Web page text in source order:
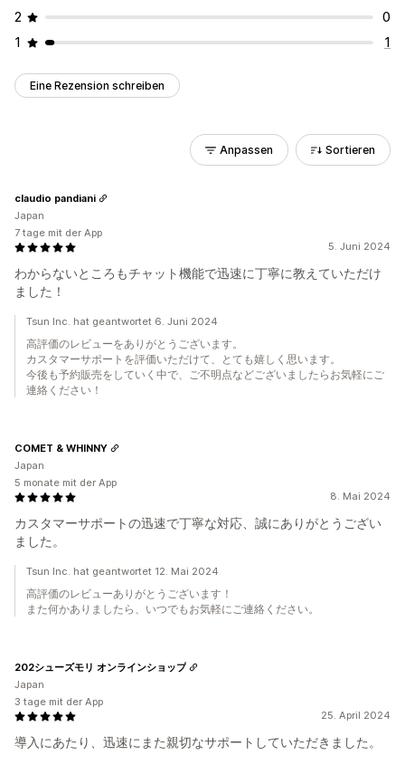
2
0
1
1
Eine Rezension schreiben
Anpassen Sortieren
5. Juni 2024
わからないところもチャット機能で迅速に丁寧に教えていただけ
ました！
claudio pandiani
Japan
7 tage mit der App
Tsun Inc. hat geantwortet 6. Juni 2024
高評価のレビューをありがとうございます。
カスタマーサポートを評価いただけて、とても嬉しく思います。
今後も予約販売をしていく中で、ご不明点などございましたらお気軽にご
連絡ください！
8. Mai 2024
カスタマーサポートの迅速で丁寧な対応、誠にありがとうござい
ました。
COMET & WHINNY
Japan
5 monate mit der App
Tsun Inc. hat geantwortet 12. Mai 2024
高評価のレビューありがとうございます！
また何かありましたら、いつでもお気軽にご連絡ください。
25. April 2024
導入にあたり、迅速にまた親切なサポートしていただきました。
202シューズモリ オンラインショップ
Japan
3 tage mit der App